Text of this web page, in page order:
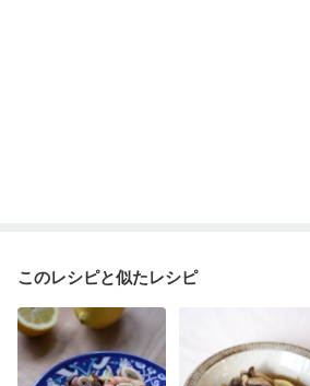
このレシピと似たレシピ